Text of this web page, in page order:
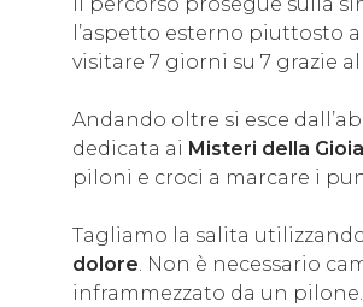
l’aspetto esterno piuttosto
visitare 7 giorni su 7 grazie
Andando oltre si esce
dedicata ai Misteri della Gioia
piloni e croci a marcare i
Tagliamo la salita
dolore . Non è necessario
inframmezzato da un pilone.